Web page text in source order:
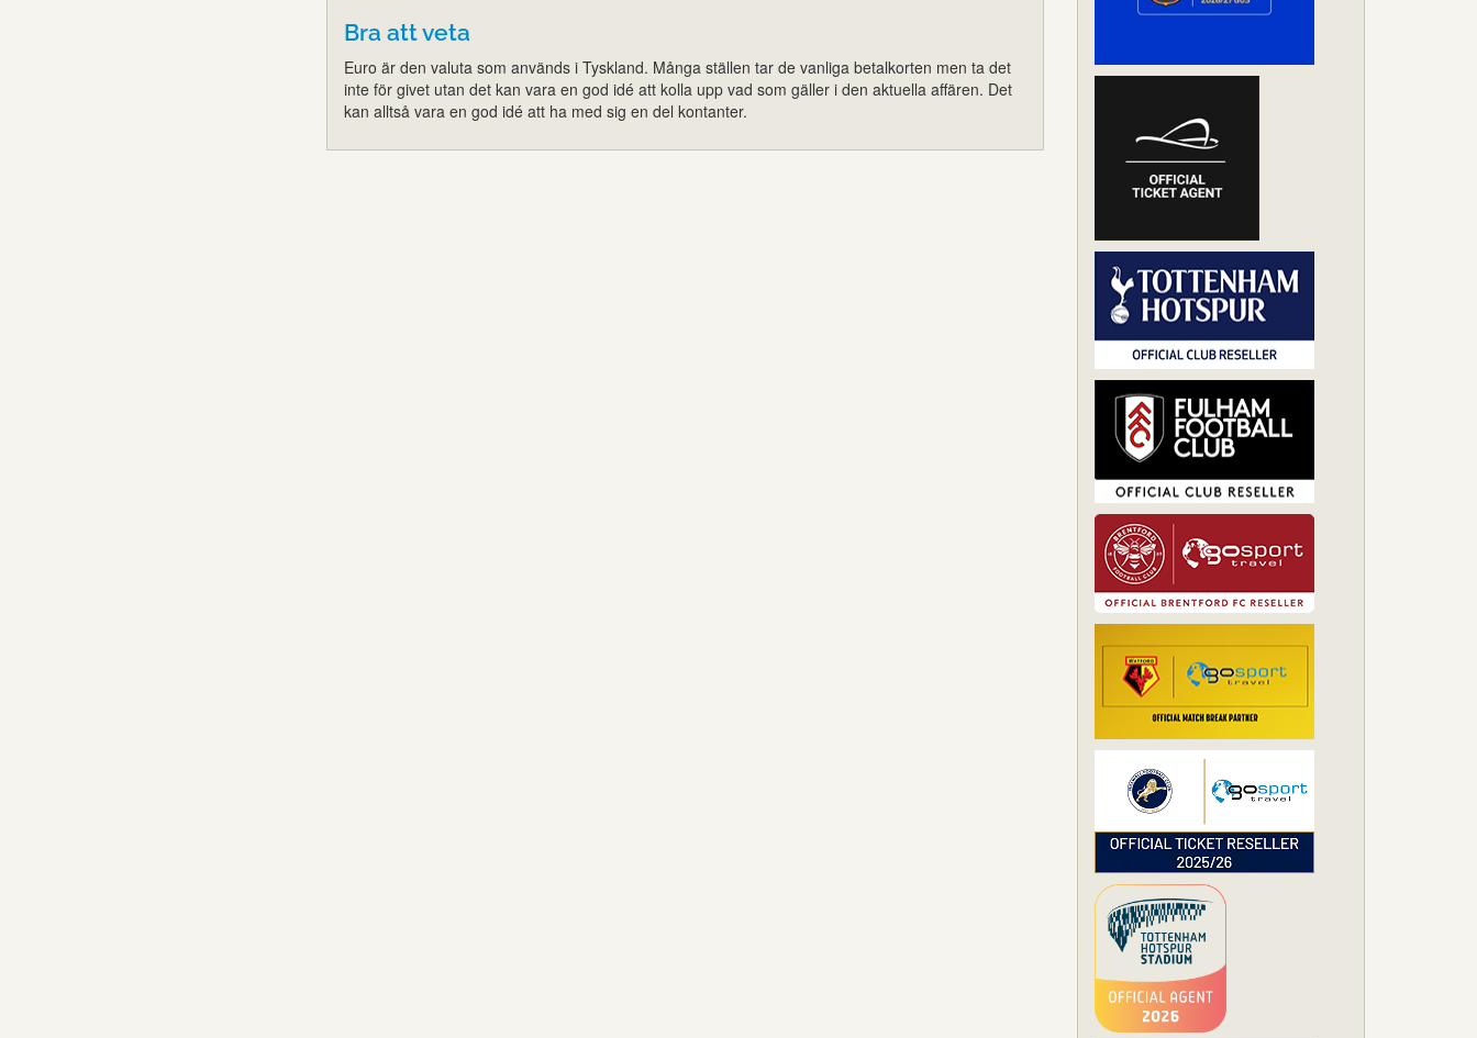
Bra att veta
Euro är den valuta som används i Tyskland. Många ställen tar de vanliga betalkorten men ta det
inte för givet utan det kan vara en god idé att kolla upp vad som gäller i den aktuella affären. Det
kan alltså vara en god idé att ha med sig en del kontanter.